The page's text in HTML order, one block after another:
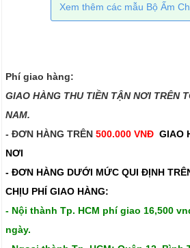
Xem thêm các mẫu Bộ Ấm
Phí giao hàng:
GIAO HÀNG THU TIỀN TẬN NƠI TRÊN
NAM.​​
- ĐƠN HÀNG TRÊN500.000 VNĐ GIAO
NƠI
- ĐƠN HÀNG DƯỚI MỨC QUI ĐỊNH
CHỊU PHÍ GIAO HÀNG:
- Nội thành Tp. HCM phí giao 16,500
ngày.